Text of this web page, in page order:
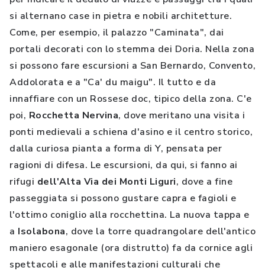
si alternano case in pietra e nobili architetture.
Come, per esempio, il palazzo "Caminata", dai
portali decorati con lo stemma dei Doria. Nella zona
si possono fare escursioni a San Bernardo, Convento,
Addolorata e a "Ca' du maigu". Il tutto e da
innaffiare con un Rossese doc, tipico della zona. C'e
poi, Rocchetta Nervina, dove meritano una visita i
ponti medievali a schiena d'asino e il centro storico,
dalla curiosa pianta a forma di Y, pensata per
ragioni di difesa. Le escursioni, da qui, si fanno ai
rifugi dell'Alta Via dei Monti Liguri, dove a fine
passeggiata si possono gustare capra e fagioli e
l'ottimo coniglio alla rocchettina. La nuova tappa e
a Isolabona, dove la torre quadrangolare dell'antico
maniero esagonale (ora distrutto) fa da cornice agli
spettacoli e alle manifestazioni culturali che